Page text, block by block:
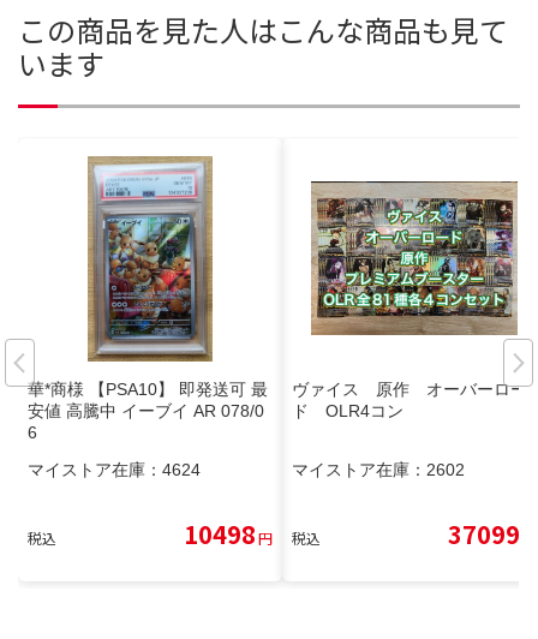
この商品を見た人はこんな商品も見て
います
華*商様 【PSA10】 即発送可 最
安値 高騰中 イーブイ AR 078/0
6
マイストア在庫： 4624
税込 10498円
ヴァイス 原作 オーバーロー
ド OLR4コン
マイストア在庫： 2602
税込 37099